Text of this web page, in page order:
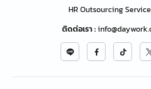
HR Outsourcing Service
ติดต่อเรา: